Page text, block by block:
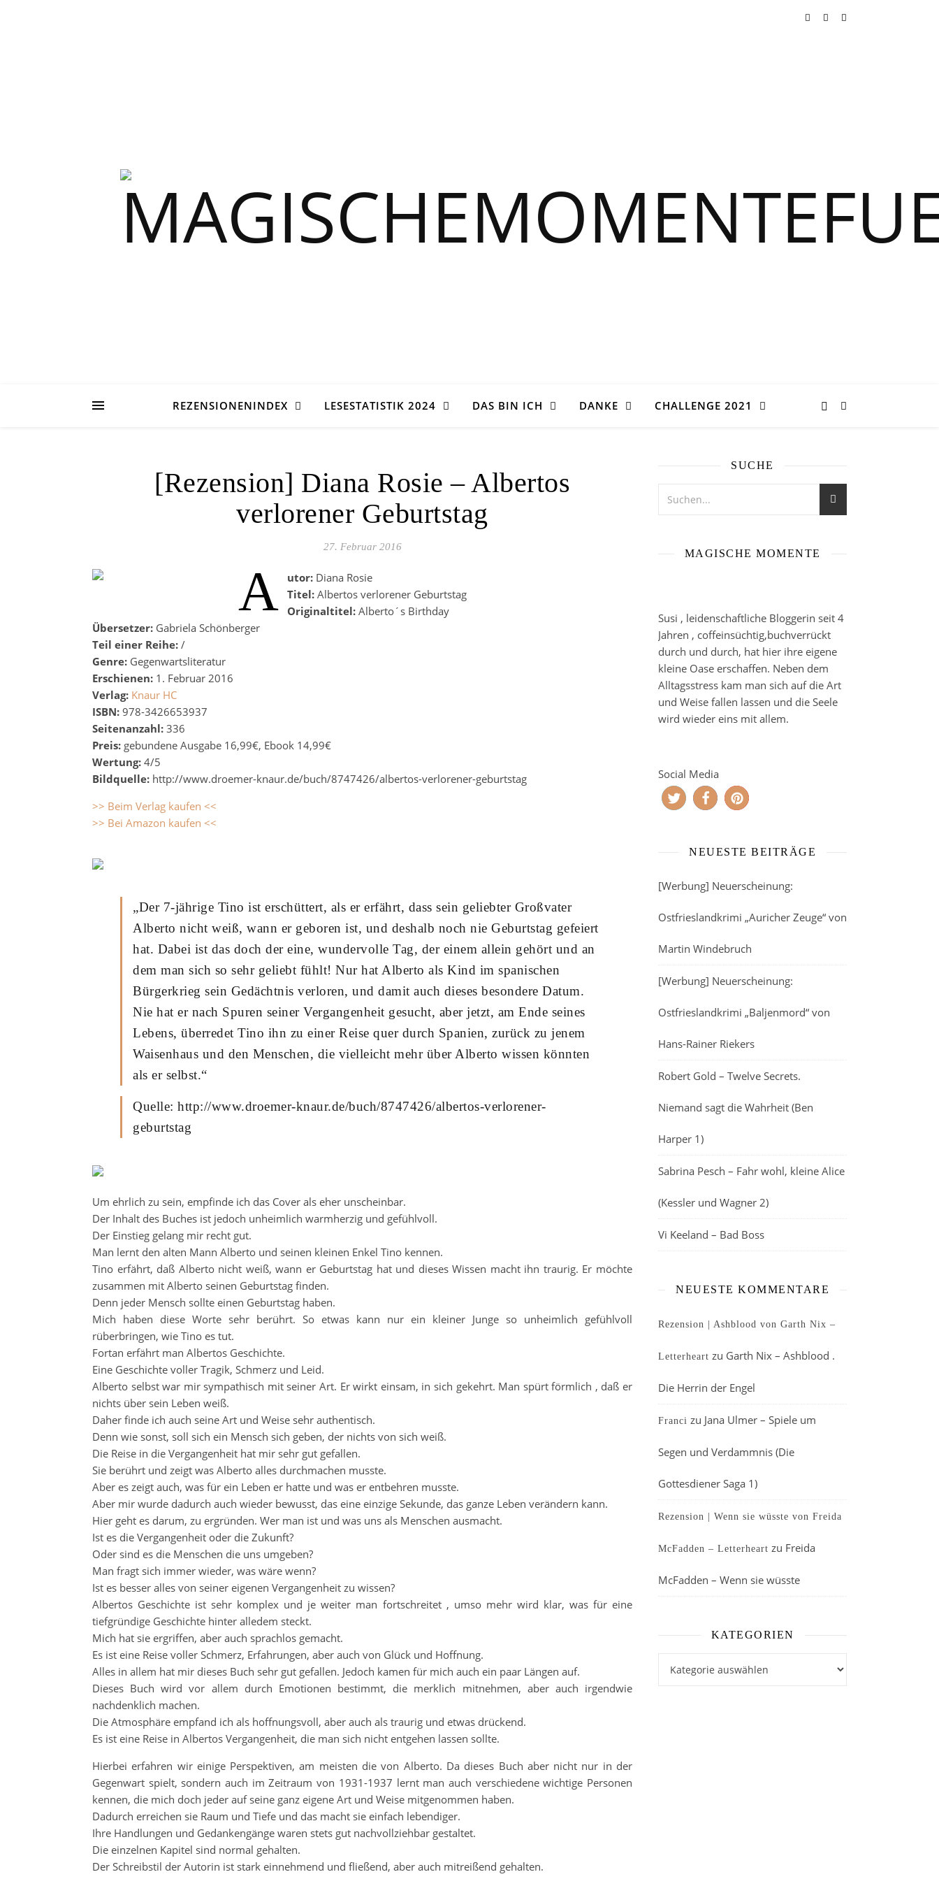
REZENSIONENINDEX LESESTATISTIK 2024 DAS BIN ICH DANKE CHALLENGE 2021
[Rezension] Diana Rosie – Albertos
verlorener Geburtstag
27. Februar 2016
A utor: Diana Rosie
Titel: Albertos verlorener Geburtstag
Originaltitel: Alberto´s Birthday
Übersetzer: Gabriela Schönberger
Teil einer Reihe: /
Genre: Gegenwartsliteratur
Erschienen: 1. Februar 2016
Verlag: Knaur HC
ISBN: 978-3426653937
Seitenanzahl: 336
Preis: gebundene Ausgabe 16,99€, Ebook 14,99€
Wertung: 4/5
Bildquelle: http://www.droemer-knaur.de/buch/8747426/albertos-verlorener-geburtstag
>> Beim Verlag kaufen <<
>> Bei Amazon kaufen <<
„Der 7-jährige Tino ist erschüttert, als er erfährt, dass sein geliebter Großvater
Alberto nicht weiß, wann er geboren ist, und deshalb noch nie Geburtstag gefeiert
hat. Dabei ist das doch der eine, wundervolle Tag, der einem allein gehört und an
dem man sich so sehr geliebt fühlt! Nur hat Alberto als Kind im spanischen
Bürgerkrieg sein Gedächtnis verloren, und damit auch dieses besondere Datum.
Nie hat er nach Spuren seiner Vergangenheit gesucht, aber jetzt, am Ende seines
Lebens, überredet Tino ihn zu einer Reise quer durch Spanien, zurück zu jenem
Waisenhaus und den Menschen, die vielleicht mehr über Alberto wissen könnten
als er selbst.“
Quelle: http://www.droemer-knaur.de/buch/8747426/albertos-verlorener-
geburtstag
Um ehrlich zu sein, empfinde ich das Cover als eher unscheinbar.
Der Inhalt des Buches ist jedoch unheimlich warmherzig und gefühlvoll.
Der Einstieg gelang mir recht gut.
Man lernt den alten Mann Alberto und seinen kleinen Enkel Tino kennen.
Tino erfährt, daß Alberto nicht weiß, wann er Geburtstag hat und dieses Wissen macht ihn traurig. Er möchte
zusammen mit Alberto seinen Geburtstag finden.
Denn jeder Mensch sollte einen Geburtstag haben.
Mich haben diese Worte sehr berührt. So etwas kann nur ein kleiner Junge so unheimlich gefühlvoll
rüberbringen, wie Tino es tut.
Fortan erfährt man Albertos Geschichte.
Eine Geschichte voller Tragik, Schmerz und Leid.
Alberto selbst war mir sympathisch mit seiner Art. Er wirkt einsam, in sich gekehrt. Man spürt förmlich , daß er
nichts über sein Leben weiß.
Daher finde ich auch seine Art und Weise sehr authentisch.
Denn wie sonst, soll sich ein Mensch sich geben, der nichts von sich weiß.
Die Reise in die Vergangenheit hat mir sehr gut gefallen.
Sie berührt und zeigt was Alberto alles durchmachen musste.
Aber es zeigt auch, was für ein Leben er hatte und was er entbehren musste.
Aber mir wurde dadurch auch wieder bewusst, das eine einzige Sekunde, das ganze Leben verändern kann.
Hier geht es darum, zu ergründen. Wer man ist und was uns als Menschen ausmacht.
Ist es die Vergangenheit oder die Zukunft?
Oder sind es die Menschen die uns umgeben?
Man fragt sich immer wieder, was wäre wenn?
Ist es besser alles von seiner eigenen Vergangenheit zu wissen?
Albertos Geschichte ist sehr komplex und je weiter man fortschreitet , umso mehr wird klar, was für eine
tiefgründige Geschichte hinter alledem steckt.
Mich hat sie ergriffen, aber auch sprachlos gemacht.
Es ist eine Reise voller Schmerz, Erfahrungen, aber auch von Glück und Hoffnung.
Alles in allem hat mir dieses Buch sehr gut gefallen. Jedoch kamen für mich auch ein paar Längen auf.
Dieses Buch wird vor allem durch Emotionen bestimmt, die merklich mitnehmen, aber auch irgendwie
nachdenklich machen.
Die Atmosphäre empfand ich als hoffnungsvoll, aber auch als traurig und etwas drückend.
Es ist eine Reise in Albertos Vergangenheit, die man sich nicht entgehen lassen sollte.
Hierbei erfahren wir einige Perspektiven, am meisten die von Alberto. Da dieses Buch aber nicht nur in der
Gegenwart spielt, sondern auch im Zeitraum von 1931-1937 lernt man auch verschiedene wichtige Personen
kennen, die mich doch jeder auf seine ganz eigene Art und Weise mitgenommen haben.
Dadurch erreichen sie Raum und Tiefe und das macht sie einfach lebendiger.
Ihre Handlungen und Gedankengänge waren stets gut nachvollziehbar gestaltet.
Die einzelnen Kapitel sind normal gehalten.
Der Schreibstil der Autorin ist stark einnehmend und fließend, aber auch mitreißend gehalten.
SUCHE
MAGISCHE MOMENTE
Susi , leidenschaftliche Bloggerin seit 4
Jahren , coffeinsüchtig,buchverrückt
durch und durch, hat hier ihre eigene
kleine Oase erschaffen. Neben dem
Alltagsstress kam man sich auf die Art
und Weise fallen lassen und die Seele
wird wieder eins mit allem.
Social Media
NEUESTE BEITRÄGE
[Werbung] Neuerscheinung:
Ostfrieslandkrimi „Auricher Zeuge“ von
Martin Windebruch
[Werbung] Neuerscheinung:
Ostfrieslandkrimi „Baljenmord“ von
Hans-Rainer Riekers
Robert Gold – Twelve Secrets.
Niemand sagt die Wahrheit (Ben
Harper 1)
Sabrina Pesch – Fahr wohl, kleine Alice
(Kessler und Wagner 2)
Vi Keeland – Bad Boss
NEUESTE KOMMENTARE
Rezension | Ashblood von Garth Nix –
Letterheart zu Garth Nix – Ashblood .
Die Herrin der Engel
Franci zu Jana Ulmer – Spiele um
Segen und Verdammnis (Die
Gottesdiener Saga 1)
Rezension | Wenn sie wüsste von Freida
McFadden – Letterheart zu Freida
McFadden – Wenn sie wüsste
KATEGORIEN